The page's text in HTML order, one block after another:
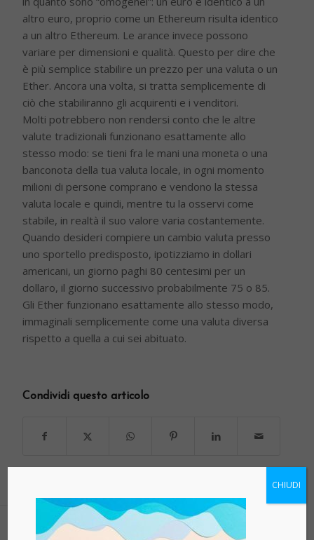
altro euro, proprio come un Ethereum risulta identico
a un altro Ethereum. Le arance invece possono
variare per dimensioni e qualità. Questo per dire che
è più semplice stabilire un prezzo per una valuta o un
Ether. Ancora una volta, si tratta semplicemente di
ciò che stabiliranno gli acquirenti e i venditori.
Molti potrebbero non rendersi conto che le altre
valute tradizionali funzionano esattamente allo
stesso modo: se tieni fra le mani una moneta o una
banconota della tua valuta locale, in ogni momento
milioni di persone comprano e vendono la stessa
valuta locale e quindi, mentre tu la osservi come
stabile, in realtà il suo valore varia costantemente.
Quando desideri compiere un cambio valuta presso
uno sportello predisposto, ipotizziamo in dollari
americani, un giorno paghi 80 centesimi per un
dollaro, il giorno successivo probabilmente 75 o 85.
Gli Ether funzionano esattamente allo stesso modo,
immaginali semplicemente come una valuta diversa
rispetto a quella a cui sei abituato.
Condividi questo articolo
CHIUDI